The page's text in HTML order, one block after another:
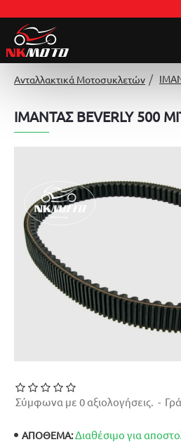
Ανταλλακτικά Μοτοσυκλετών
ΙΜΑΝΤΑΣ BEVERLY 500
ΑΠΟΘΕΜΑ:Διαθέσιμο για
Σύμφωνα με 0 αξιολογήσεις. -